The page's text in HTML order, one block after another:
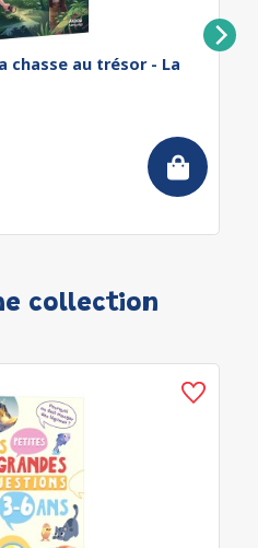
chasse au trésor - La
collection